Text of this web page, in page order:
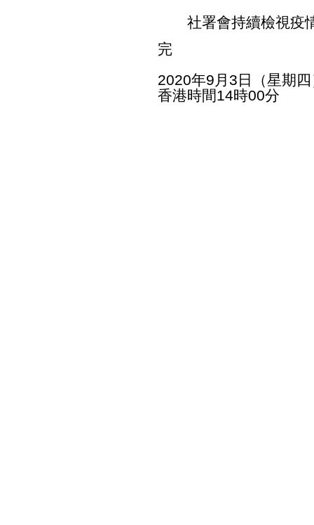
社署會持續檢視疫情
完
2020年9月3日（星期
香港時間14時00分